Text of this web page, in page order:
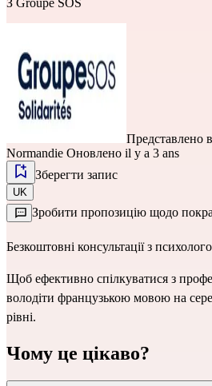
З Groupe SOS
Представлено
Normandie Оновлено il y a 3 ans
Зберегти запис
UK
Зробити пропозицію щодо
Безкоштовні консультації з
Щоб ефективно спілкуватися з
володіти французькою мовою на
рівні.
Чому це цікаво?